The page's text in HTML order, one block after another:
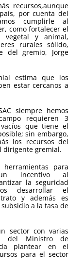
recursos,aunque
por cuenta del
cumplirle al
como fortalecer el
vegetal y animal,
rurales sólido,
del gremio, Jorge
estima que los
estar cercanos a
siempre hemos
requieren 3
que tiene el
sin embargo,
los recursos del
dirigente gremial.
herramientas para
incentivo al
la seguridad
desarrollar el
y además es
a la tasa de
sector con varias
del Ministro de
plantear en el
para el sector